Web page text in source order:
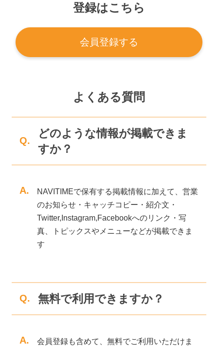
登録はこちら
会員登録する
よくある質問
Q.
どのような情報が掲載できま
すか？
A.
NAVITIMEで保有する掲載情報に加えて、営業
のお知らせ・キャッチコピー・紹介文・
Twitter,Instagram,Facebookへのリンク・写
真、トピックスやメニューなどが掲載できま
す
Q. 無料で利用できますか？
A.
会員登録も含めて、無料でご利用いただけま